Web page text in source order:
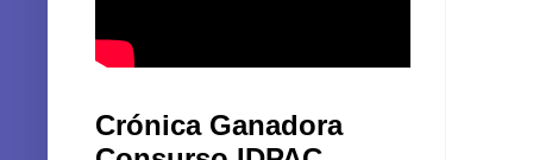
Crónica Ganadora
Consurso IDPAC